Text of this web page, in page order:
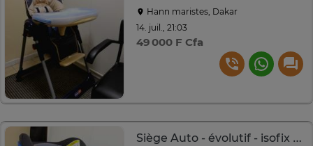
Hann maristes, Dakar
14. juil., 21:03
49 000 F Cfa
Siège Auto - évolutif - isofix - 0 à 8!ans